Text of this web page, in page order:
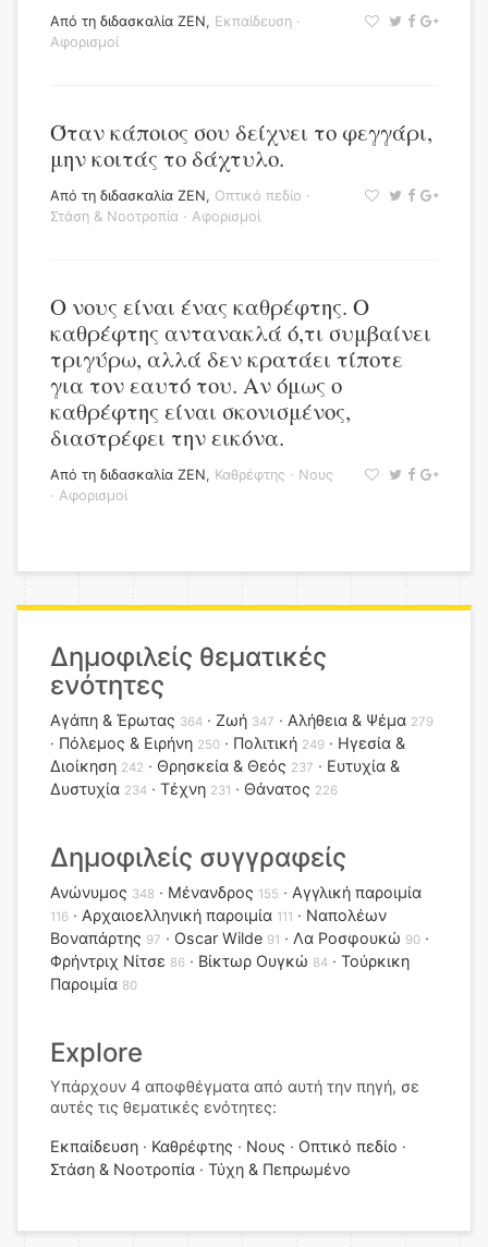
Από τη διδασκαλία ΖΕΝ, Εκπαίδευση ·
Αφορισμοί
Όταν κάποιος σου δείχνει το φεγγάρι,
μην κοιτάς το δάχτυλο.
Από τη διδασκαλία ΖΕΝ, Οπτικό πεδίο ·
Στάση & Νοοτροπία · Αφορισμοί
Ο νους είναι ένας καθρέφτης. Ο
καθρέφτης αντανακλά ό,τι συμβαίνει
τριγύρω, αλλά δεν κρατάει τίποτε
για τον εαυτό του. Αν όμως ο
καθρέφτης είναι σκονισμένος,
διαστρέφει την εικόνα.
Από τη διδασκαλία ΖΕΝ, Καθρέφτης · Νους
· Αφορισμοί
Δημοφιλείς θεματικές
ενότητες
Αγάπη & Έρωτας 364 Ζωή 347 Αλήθεια & Ψέμα 279
Πόλεμος & Ειρήνη 250 Πολιτική 249
Ηγεσία &
Διοίκηση 242 Θρησκεία & Θεός 237
Ευτυχία &
Δυστυχία 234 Τέχνη 231 Θάνατος 226
Δημοφιλείς συγγραφείς
Ανώνυμος 348 Μένανδρος 155 Αγγλική παροιμία
116 Αρχαιοελληνική παροιμία 111
Ναπολέων
Βοναπάρτης 97 Oscar Wilde 91 Λα Ροσφουκώ 90
Φρήντριχ Νίτσε 86 Βίκτωρ Ουγκώ 84
Τούρκικη
Παροιμία 80
Explore
Υπάρχουν 4 αποφθέγματα από αυτή την πηγή, σε
αυτές τις θεματικές ενότητες:
Εκπαίδευση Καθρέφτης Νους
Οπτικό πεδίο
Στάση & Νοοτροπία
Τύχη & Πεπρωμένο